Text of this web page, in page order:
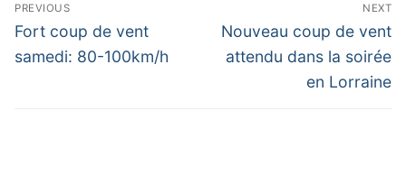
de
l’article
PREVIOUS
Previous
post:
Fort coup de vent
samedi: 80-100km/h
NEXT
Next
post:
Nouveau coup de vent
attendu dans la soirée
en Lorraine